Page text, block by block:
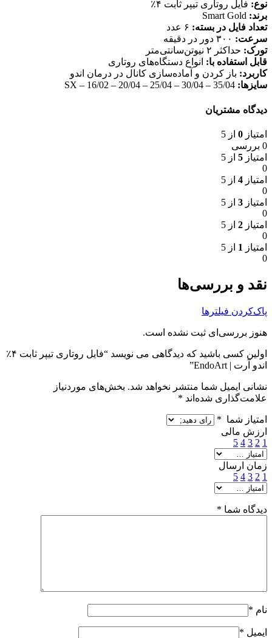
نوع: فایل روتاری تیپر ثابت ۴٪
برند:
تعداد فایل در بسته:
سرعت:
تورک: حداکثر ۲ نیوتن‌سانتی‌متر
قابل استفاده با: انواع دستگاه‌های روتاری
کاربرد: باز کردن و آماده‌سازی کانال در درمان اندو
سایزها:
دیدگاه مشتریان
امتیاز 0 از 5
0 بررسی
امتیاز 5 از 5
0
امتیاز 4 از 5
0
امتیاز 3 از 5
0
امتیاز 2 از 5
0
امتیاز 1 از 5
0
نقد و بررسی‌ها
پاک‌کردن فیلترها
هنوز بررسی‌ای ثبت نشده است.
اولین کسی باشید که دیدگاهی می نویسد “فایل روتاری تیپر ثابت ۴٪
اندو آرت | EndoArt”
نشانی ایمیل شما منتشر نخواهد شد. بخش‌های موردنیاز
علامت‌گذاری شده‌اند *
امتیاز شما *
ارزش مالی
1
2
3
4
5
زمان ارسال
1
2
3
4
5
دیدگاه شما *
نام *
ایمیل *